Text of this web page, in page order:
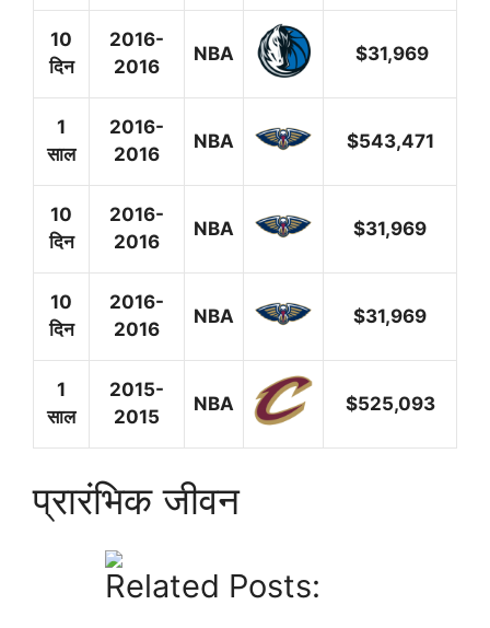
10
दिन
2016-
2016
NBA $31,969
1
साल
2016-
2016
NBA $543,471
10
दिन
2016-
2016
NBA $31,969
10
दिन
2016-
2016
NBA $31,969
1
साल
2015-
2015
NBA $525,093
प्रारंभिक जीवन
Related Posts: